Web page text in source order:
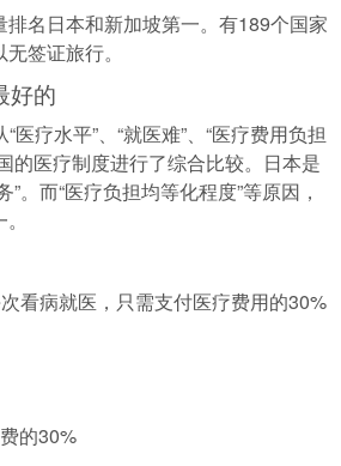
名日本和新加坡第一。有189个国家
签证旅行。
好的
医疗水平”、“就医难”、“医疗费用负担
的医疗制度进行了综合比较。日本是
”。而“医疗负担均等化程度”等原因，
看病就医，只需支付医疗费用的30%
的30%